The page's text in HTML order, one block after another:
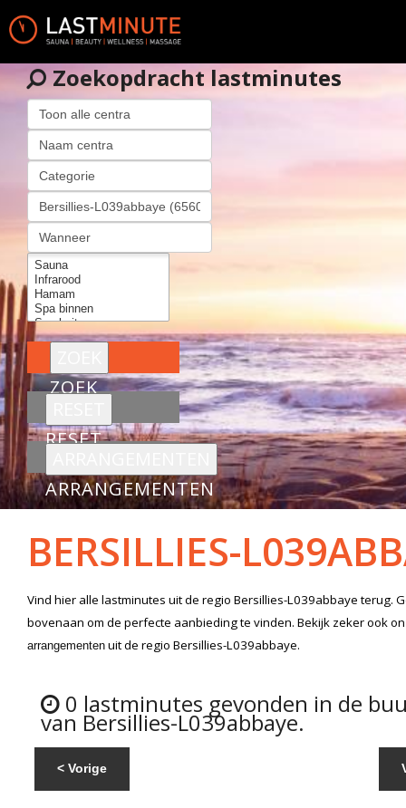
Zoekopdracht lastminutes
ZOEK
RESET
ARRANGEMENTEN
BERSILLIES-
Vind hier alle lastminutes uit de regio Bersillies-L039abbayeterug.
bovenaan om de perfecte aanbieding te vinden. Bekijk zeker ook
arrangementen uit de regio Bersillies-L039abbaye.
0 lastminutes gevonden in de
van Bersillies-L039abbaye.
< Vorige